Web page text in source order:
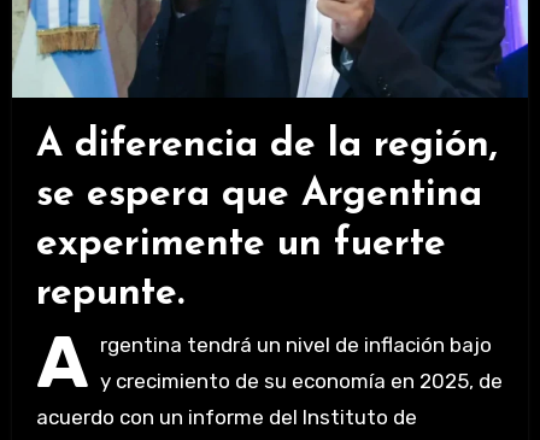
A diferencia de la región,
se espera que Argentina
experimente un fuerte
repunte.
A rgentina tendrá un nivel de inflación bajo
y crecimiento de su economía en 2025, de
acuerdo con un informe del Instituto de